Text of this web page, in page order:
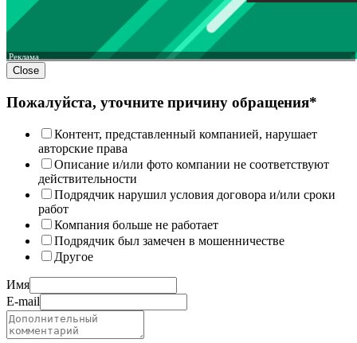
Реклама
Close
Пожалуйста, уточните причину обращения*
Контент, представленный компанией, нарушает
авторские права
Описание и/или фото компании не соответствуют
действительности
Подрядчик нарушил условия договора и/или сроки
работ
Компания больше не работает
Подрядчик был замечен в мошенничестве
Другое
Имя
E-mail